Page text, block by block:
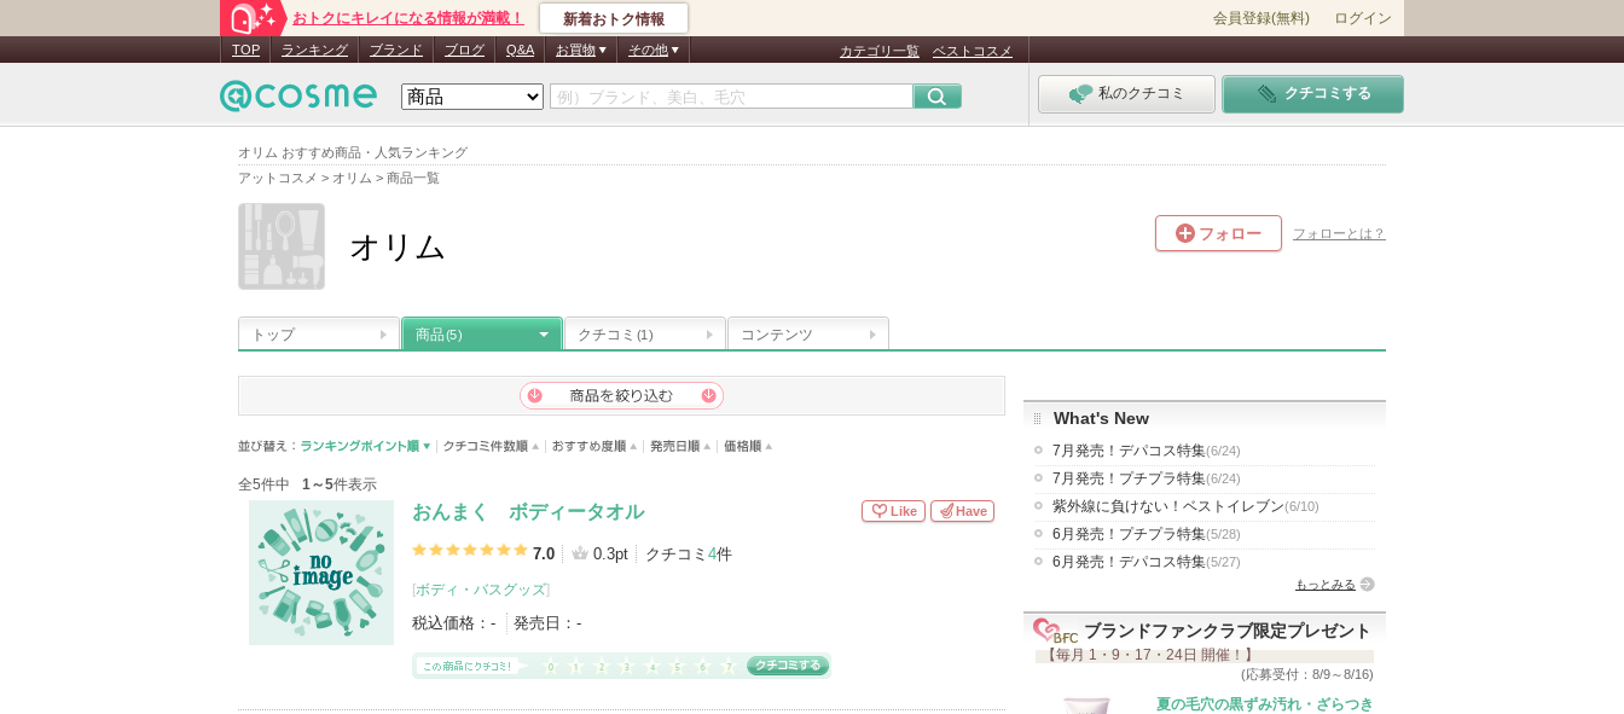
オリム おすすめ商品・人気ランキング
アットコスメ > オリム > 商品一覧
おトクにキレイになる情報が満載！ 新着おトク情報 会員登録(無料) ログイン
TOP ランキング ブランド ブログ Q&A お買物 その他 カテゴリ一覧 ベストコスメ
私のクチコミ クチコミする
オリム フォロー フォローとは？
トップ 商品(5) クチコミ (1) コンテンツ
全5件中 1～5件表示
おんまく ボディータオル
7.0 0.3pt クチコミ 4件
[ボディ・バスグッズ]
税込価格： - 発売日： -
Like Have
What's New
7月発売！デパコス特集(6/24)
7月発売！プチプラ特集(6/24)
紫外線に負けない！ベストイレブン(6/10)
6月発売！プチプラ特集(5/28)
6月発売！デパコス特集(5/27)
もっとみる
ブランドファンクラブ限定プレゼント
【毎月 1・9・17・24日 開催！】
(応募受付：8/9～8/16)
夏の毛穴の黒ずみ汚れ・ざらつき